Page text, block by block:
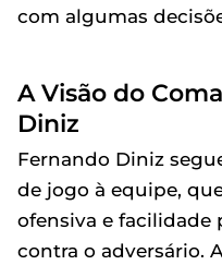
com algumas
A Visão do
Diniz
Fernando Diniz
de jogo à equipe,
ofensiva e facilidade
contra o adversário.